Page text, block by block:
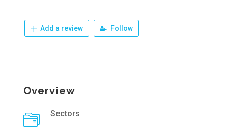
Add a review Follow
Overview
Sectors